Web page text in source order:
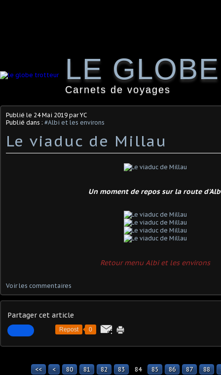
LE
Carnets de voyages
Publié le 24 Mai 2019 par YC
Publié dans : #Albi et les environs
Le viaduc de Millau
Un moment de repos sur la route
Retour menu Albi et les environs
Voir les commentaires
Partager cet article
Repost 0
<< < 10
20
30
40
50
60
70
80 81 82 83 84 85 86 87 88